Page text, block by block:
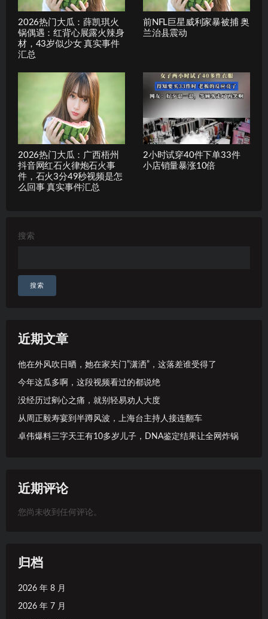
2026热门大瓜：薛凯琪火
锅偶遇：红背心展露火辣身
材，43岁似少女 真实事件
汇总
前NFL巨星威利家暴被捕 奥
兰治县震动
2026热门大瓜：广西梧州
抖音网红石火律炮石火事
件，石火3分49秒视频是怎
么回事 真实事件汇总
2小时试穿40件下单33件
小店销量暴涨10倍
搜索
搜索
近期文章
他在外风吹日晒，她在家关门”潇洒”，这落差谁受得了
今年这瓜多啊，这段视频看过的都说绝
没经历过剜心之痛，就别轻易劝人大度
从周正毅寿宴到半蹲风波，上海台主持人接连翻车
卓伟爆料三字天王有10多岁儿子，DNA鉴定结果让全网炸锅
近期评论
您尚未收到任何评论。
归档
2026 年 8 月
2026 年 7 月